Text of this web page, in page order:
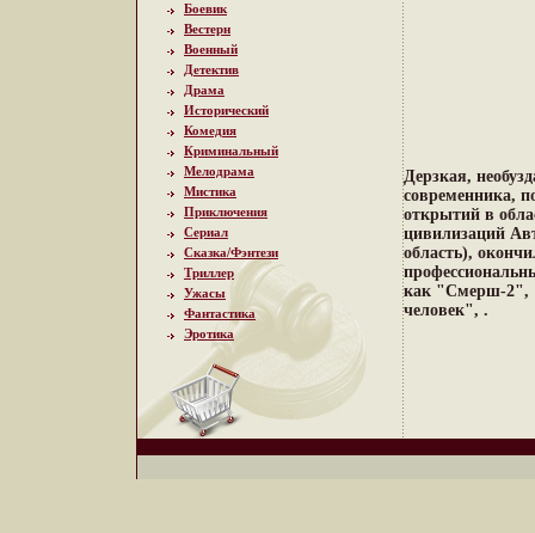
Боевик
Вестерн
Военный
Детектив
Драма
Исторический
Комедия
Криминальный
Мелодрама
Мистика
Приключения
Сериал
Сказка/Фэнтези
Триллер
Ужасы
Фантастика
Эротика
Дерзкая,
современника,
открытий в
цивилизаций
область),
как "Смерш-2",
человек", .